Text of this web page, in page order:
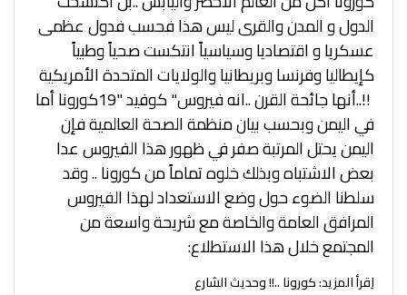
‬المجتمع‭ ‬خلال‭ ‬هذا‭ ‬الاستطلاع‭ : ‬
اِقرأ المزيد: كورونا ..!! وحديث الشارع